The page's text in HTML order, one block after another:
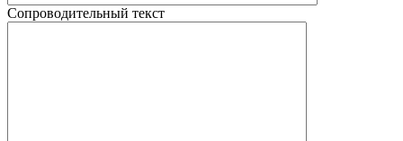
Сопроводительный текст